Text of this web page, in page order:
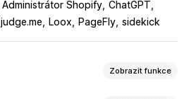
Administrátor Shopify ChatGPT
judge.me Loox PageFly sidekick
Zobrazit funkce